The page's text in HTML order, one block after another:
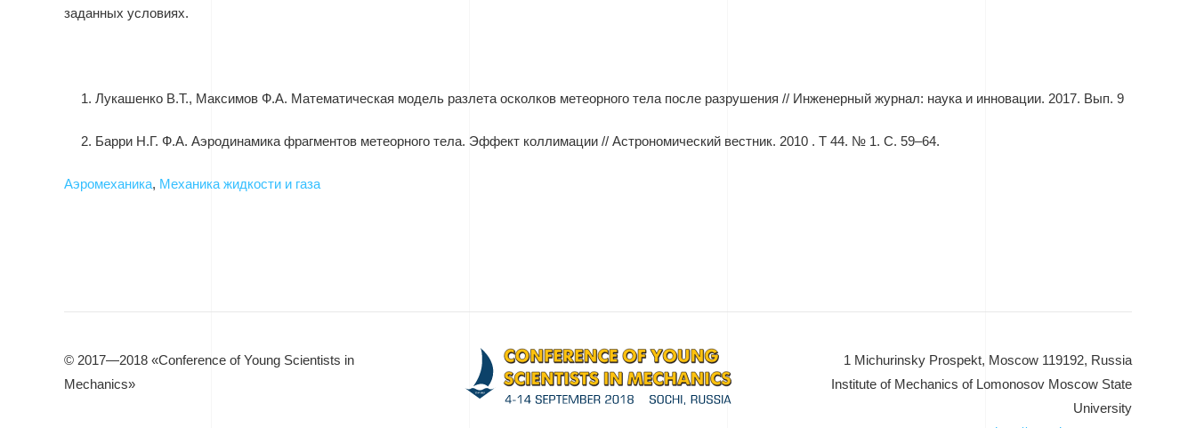
заданных условиях.
1. Лукашенко В.Т., Максимов Ф.А. Математическая модель разлета осколков метеорного тела после разрушения // Инженерный журнал: наука и инновации. 2017. Вып. 9
2. Барри Н.Г. Ф.А. Аэродинамика фрагментов метеорного тела. Эффект коллимации // Астрономический вестник. 2010 . Т 44. № 1. С. 59–64.
Аэромеханика, Механика жидкости и газа
© 2017—2018 «Conference of Young Scientists in
Mechanics»
1 Michurinsky Prospekt, Moscow 119192, Russia
Institute of Mechanics of Lomonosov Moscow State
University